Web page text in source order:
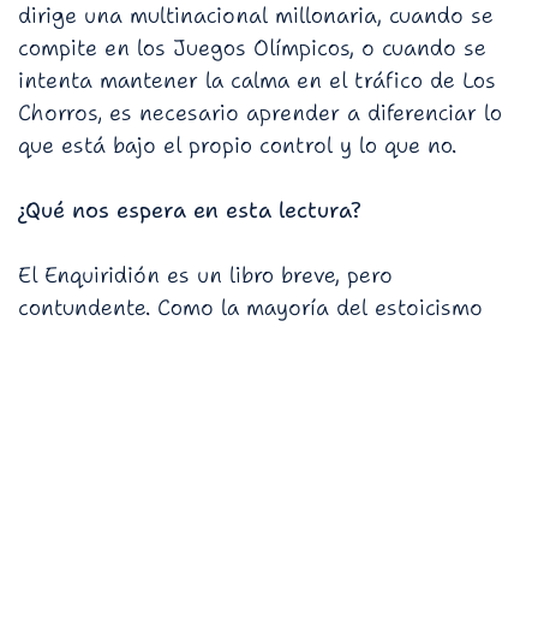
dirige una multinacional millonaria, cuando se
compite en los Juegos Olímpicos, o cuando se
intenta mantener la calma en el tráfico de Los
Chorros, es necesario aprender a diferenciar lo
que está bajo el propio control y lo que no.
¿Qué nos espera en esta lectura?
El Enquiridión es un libro breve, pero
contundente. Como la mayoría del estoicismo